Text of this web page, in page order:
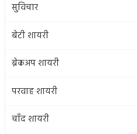
सुविचार
बेटी शायरी
ब्रेकअप शायरी
परवाह शायरी
चाँद शायरी